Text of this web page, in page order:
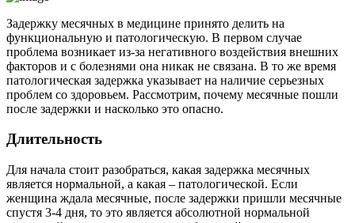
Задержку месячных в медицине принято делить на
функциональную и патологическую. В первом случае
проблема возникает из-за негативного воздействия внешних
факторов и с болезнями она никак не связана. В то же время
патологическая задержка указывает на наличие серьезных
проблем со здоровьем. Рассмотрим, почему месячные пошли
после задержки и насколько это опасно.
Длительность
Для начала стоит разобраться, какая задержка месячных
является нормальной, а какая – патологической. Если
женщина ждала месячные, после задержки пришли месячные
спустя 3-4 дня, то это является абсолютной нормальной